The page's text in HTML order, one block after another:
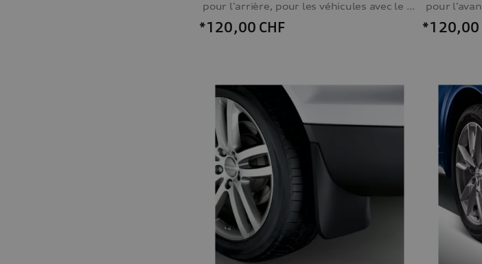
pour l'arrière, pour les véhicules avec le pack extérieur S line
*120,00 CHF *120,00